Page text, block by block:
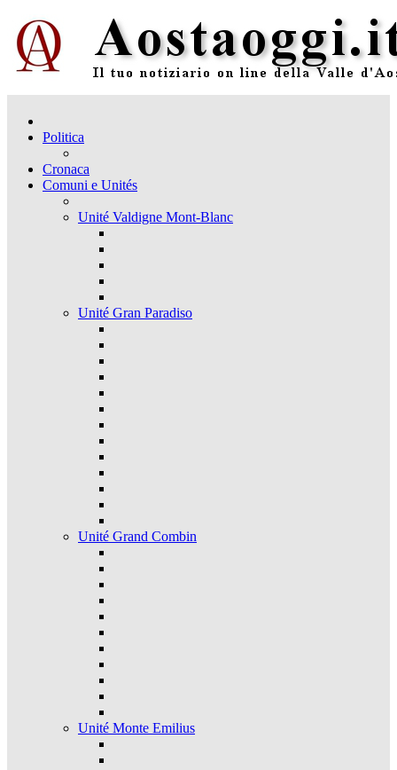
Politica
Cronaca
Comuni e Unités
Unité Valdigne Mont-Blanc
Unité Gran Paradiso
Unité Grand Combin
Unité Monte Emilius